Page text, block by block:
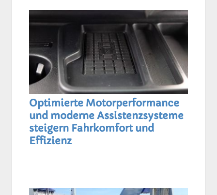
Optimierte Motorperformance
und moderne Assistenzsysteme
steigern Fahrkomfort und
Effizienz